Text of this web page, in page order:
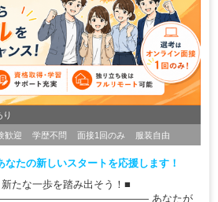
り
歓迎 学歴不問 面接1回のみ 服装自由
たの新しいスタートを応援します！
たな一歩を踏み出そう！■
あなたが